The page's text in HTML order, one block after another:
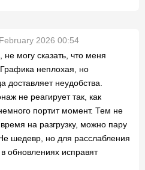
2026 00:54
не могу сказать, что меня
неплохая, но
доставляет неудобства.
не реагирует так, как
портит момент. Тем не
на разгрузку, можно пару
шедевр, но для расслабления
обновлениях исправят